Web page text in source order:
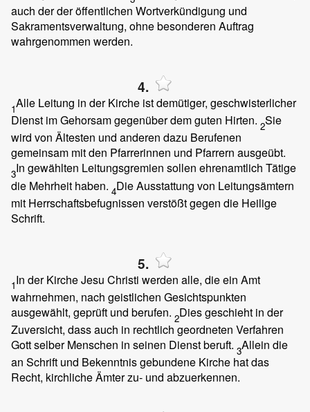
auch der der öffentlichen Wortverkündigung und
Sakramentsverwaltung, ohne besonderen Auftrag
wahrgenommen werden.
4.
1Alle Leitung in der Kirche ist demütiger, geschwisterlicher
Dienst im Gehorsam gegenüber dem guten Hirten. 2Sie
wird von Ältesten und anderen dazu Berufenen
gemeinsam mit den Pfarrerinnen und Pfarrern ausgeübt.
3In gewählten Leitungsgremien sollen ehrenamtlich Tätige
die Mehrheit haben. 4Die Ausstattung von Leitungsämtern
mit Herrschaftsbefugnissen verstößt gegen die Heilige
Schrift.
5.
1In der Kirche Jesu Christi werden alle, die ein Amt
wahrnehmen, nach geistlichen Gesichtspunkten
ausgewählt, geprüft und berufen. 2Dies geschieht in der
Zuversicht, dass auch in rechtlich geordneten Verfahren
Gott selber Menschen in seinen Dienst beruft. 3Allein die
an Schrift und Bekenntnis gebundene Kirche hat das
Recht, kirchliche Ämter zu- und abzuerkennen.